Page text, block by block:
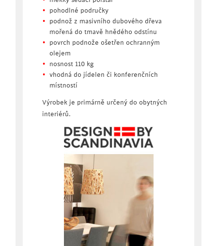
pohodlné područky
podnož z masivního dubového dřeva
mořená do tmavě hnědého odstínu
povrch podnože ošetřen ochranným
olejem
nosnost 110 kg
vhodná do jídelen či konferenčních
místností
Výrobek je primárně určený do obytných
interiérů.